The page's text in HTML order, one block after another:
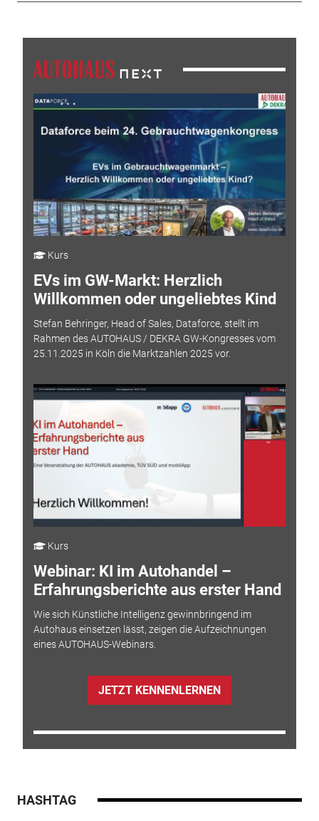
Kurs
EVs im GW-Markt: Herzlich
Willkommen oder ungeliebtes Kind
Stefan Behringer, Head of Sales, Dataforce, stellt im
Rahmen des AUTOHAUS / DEKRA GW-Kongresses vom
25.11.2025 in Köln die Marktzahlen 2025 vor.
Kurs
Webinar: KI im Autohandel –
Erfahrungsberichte aus erster Hand
Wie sich Künstliche Intelligenz gewinnbringend im
Autohaus einsetzen lässt, zeigen die Aufzeichnungen
eines AUTOHAUS-Webinars.
JETZT KENNENLERNEN
HASHTAG